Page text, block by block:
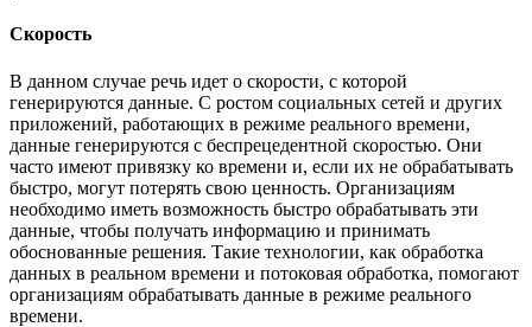
Скорость
В данном случае речь идет о скорости, с которой
генерируются данные. С ростом социальных сетей и других
приложений, работающих в режиме реального времени,
данные генерируются с беспрецедентной скоростью. Они
часто имеют привязку ко времени и, если их не обрабатывать
быстро, могут потерять свою ценность. Организациям
необходимо иметь возможность быстро обрабатывать эти
данные, чтобы получать информацию и принимать
обоснованные решения. Такие технологии, как обработка
данных в реальном времени и потоковая обработка, помогают
организациям обрабатывать данные в режиме реального
времени.